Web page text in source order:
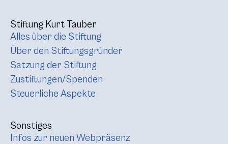
Stiftung Kurt Tauber
Alles über die Stiftung
Über den Stiftungsgründer
Satzung der Stiftung
Zustiftungen/Spenden
Steuerliche Aspekte
Sonstiges
Infos zur neuen Webpräsenz